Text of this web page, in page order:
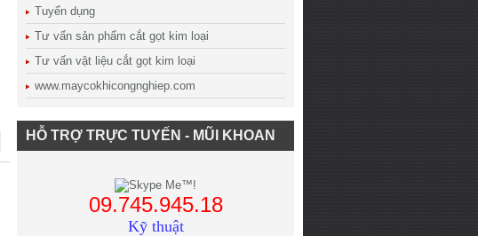
Tuyển dụng
Tư vấn sản phẩm cắt gọt kim loại
Tư vấn vật liệu cắt gọt kim loại
www.maycokhicongnghiep.com
HỖ TRỢ TRỰC TUYẾN - MŨI KHOAN
09.745.945.18
Kỹ thuật